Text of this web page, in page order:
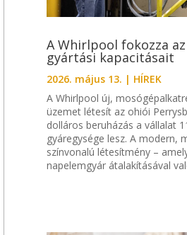
A Whirlpool fokozza
gyártási kapacitásait
2026. május 13. | HÍREK
A Whirlpool új,
üzemet létesít az ohiói
dolláros beruházás a vállalat
gyáregysége lesz. A modern,
színvonalú létesítmény –
napelemgyár átalakításával